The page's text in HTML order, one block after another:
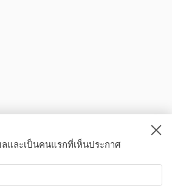
ลและเป็นคนแรกที่เห็นประกาศ